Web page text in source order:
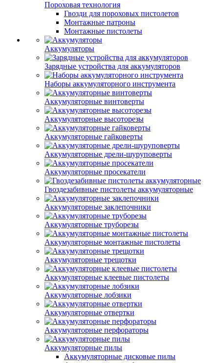
Пороховая технология
Гвозди для пороховых пистолетов
Монтажные патроны
Монтажные пистолеты
Аккумуляторы
Зарядные устройства для аккумуляторов
Наборы аккумуляторного инструмента
Аккумуляторные винтоверты
Аккумуляторные высоторезы
Аккумуляторные гайковерты
Аккумуляторные дрели-шуруповерты
Аккумуляторные просекатели
Гвоздезабивные пистолеты аккумуляторные
Аккумуляторные заклепочники
Аккумуляторные труборезы
Аккумуляторные монтажные пистолеты
Аккумуляторные трещотки
Аккумуляторные клеевые пистолеты
Аккумуляторные лобзики
Аккумуляторные отвертки
Аккумуляторные перфораторы
Аккумуляторные пилы
Аккумуляторные дисковые пилы